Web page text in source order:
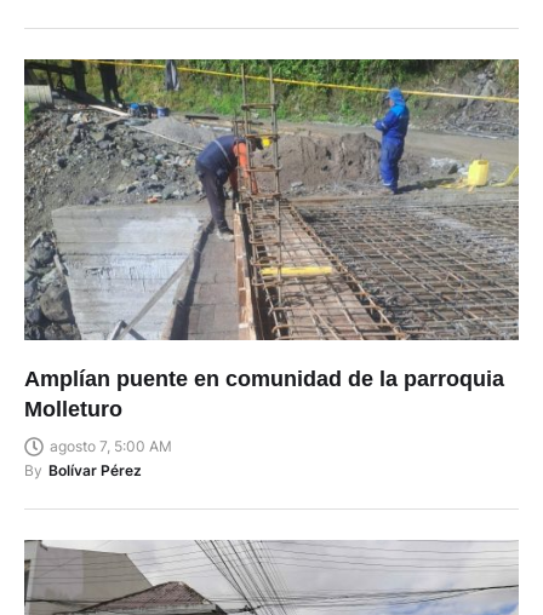
Amplían puente en comunidad de la parroquia
Molleturo
agosto 7, 5:00 AM
By Bolívar Pérez